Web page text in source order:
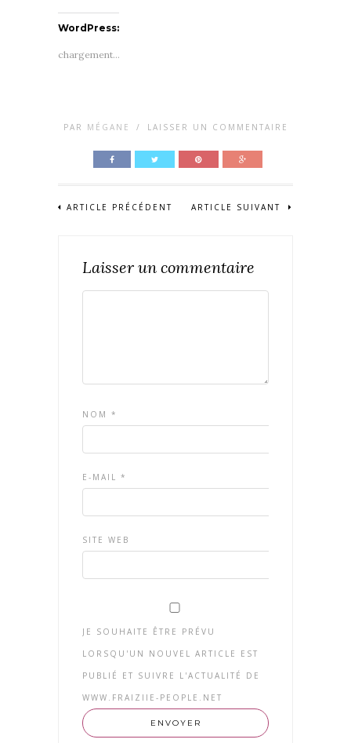
WordPress:
chargement…
PAR MÉGANE / LAISSER UN COMMENTAIRE
ARTICLE PRÉCÉDENT ARTICLE SUIVANT
Laisser un commentaire
NOM *
E-MAIL *
SITE WEB
JE SOUHAITE ÊTRE PRÉVU
LORSQU'UN NOUVEL ARTICLE EST
PUBLIÉ ET SUIVRE L'ACTUALITÉ DE
WWW.FRAIZIIE-PEOPLE.NET